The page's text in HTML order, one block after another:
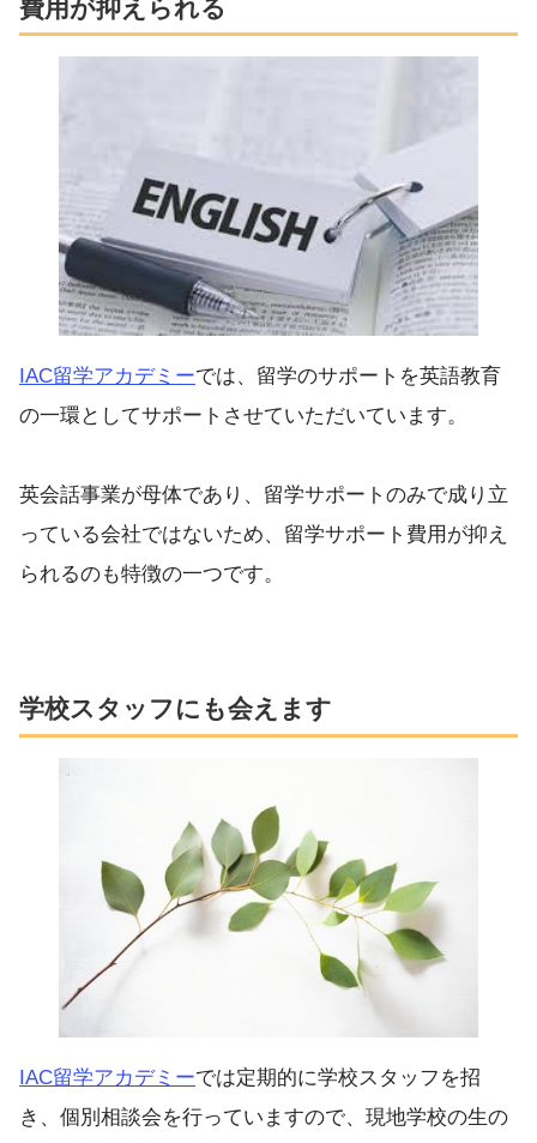
費用が抑えられる
IAC留学アカデミーでは、留学のサポートを英語教育
の一環としてサポートさせていただいています。
英会話事業が母体であり、留学サポートのみで成り立
っている会社ではないため、留学サポート費用が抑え
られるのも特徴の一つです。
学校スタッフにも会えます
IAC留学アカデミーでは定期的に学校スタッフを招
き、個別相談会を行っていますので、現地学校の生の